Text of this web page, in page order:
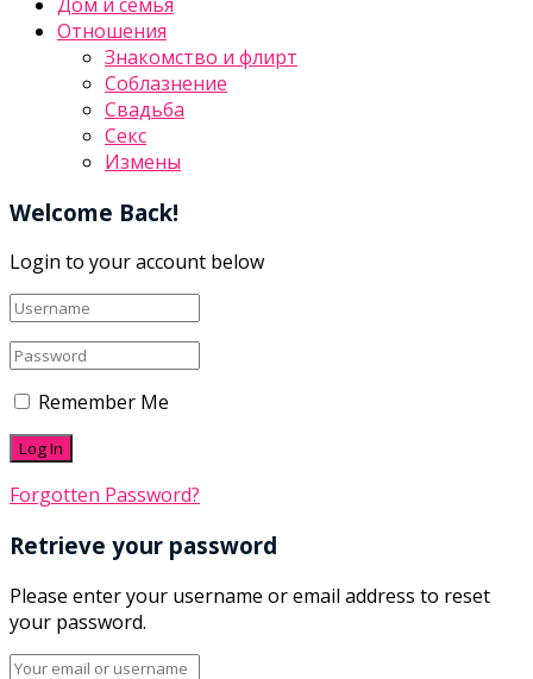
Отношения
Знакомство и флирт
Соблазнение
Свадьба
Секс
Измены
Welcome Back!
Login to your account below
Remember Me
Forgotten Password?
Retrieve your password
Please enter your username or email address to reset
your password.